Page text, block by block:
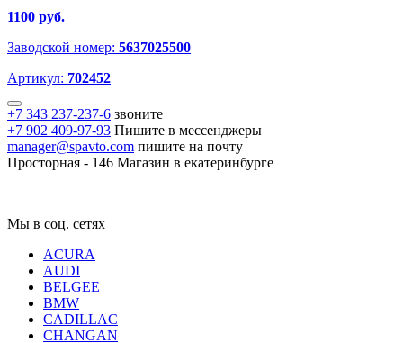
1100 руб.
Заводской номер: 5637025500
Артикул: 702452
+7 343 237-237-6 звоните
+7 902 409-97-93 Пишите в мессенджеры
manager@spavto.com пишите на почту
Просторная - 146 Магазин в екатеринбурге
Мы в соц. сетях
ACURA
AUDI
BELGEE
BMW
CADILLAC
CHANGAN